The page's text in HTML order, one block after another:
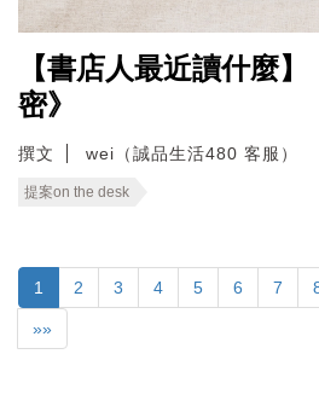
【書店人最近讀什麼
密》
撰文 wei（誠品生活480 客服）
提案on the desk
1 2 3 4 5 6 7
»»